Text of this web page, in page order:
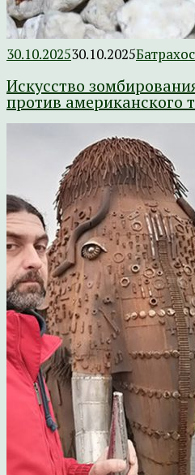
30.10.202530.10.2025
Искусство
против американского